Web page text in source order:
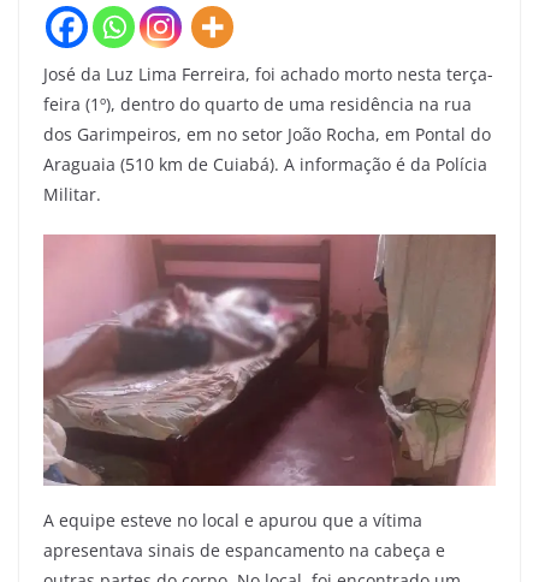
José da Luz Lima Ferreira, foi achado morto nesta terça-
feira (1º), dentro do quarto de uma residência na rua
dos Garimpeiros, em no setor João Rocha, em Pontal do
Araguaia (510 km de Cuiabá). A informação é da Polícia
Militar.
A equipe esteve no local e apurou que a vítima
apresentava sinais de espancamento na cabeça e